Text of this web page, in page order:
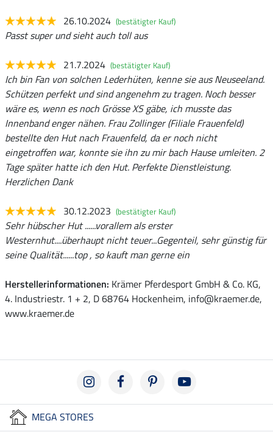
26.10.2024 (bestätigter Kauf)
Passt super und sieht auch toll aus
21.7.2024 (bestätigter Kauf)
Ich bin Fan von solchen Lederhüten, kenne sie aus Neuseeland.
Schützen perfekt und sind angenehm zu tragen. Noch besser
wäre es, wenn es noch Grösse XS gäbe, ich musste das
Innenband enger nähen. Frau Zollinger (Filiale Frauenfeld)
bestellte den Hut nach Frauenfeld, da er noch nicht
eingetroffen war, konnte sie ihn zu mir bach Hause umleiten. 2
Tage später hatte ich den Hut. Perfekte Dienstleistung.
Herzlichen Dank
30.12.2023 (bestätigter Kauf)
Sehr hübscher Hut ......vorallem als erster
Westernhut....überhaupt nicht teuer...Gegenteil, sehr günstig für
seine Qualität......top , so kauft man gerne ein
Herstellerinformationen: Krämer Pferdesport GmbH & Co. KG,
4. Industriestr. 1 + 2, D 68764 Hockenheim, info@kraemer.de,
www.kraemer.de
MEGA STORES